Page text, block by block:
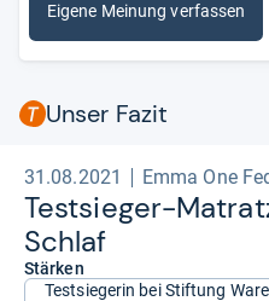
Eigene Meinung verfassen
Unser Fazit
31.08.2021 Emma One
Test­sie­ger-​
Schlaf
Stärken
Testsiegerin bei Stiftung